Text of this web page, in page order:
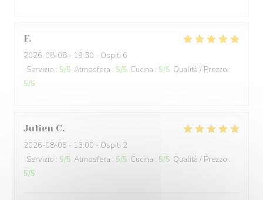
F
2026-08-08 - 19:30 - Ospiti 6
Servizio : 5/5 Atmosfera : 5/5 Cucina : 5/5 Qualità / Prezzo :
5/5
Julien C
2026-08-05 - 13:00 - Ospiti 2
Servizio : 5/5 Atmosfera : 5/5 Cucina : 5/5 Qualità / Prezzo :
5/5